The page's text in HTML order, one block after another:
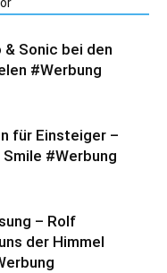
& Sonic bei den
#Werbung
für Einsteiger –
#Werbung
– Rolf
der Himmel